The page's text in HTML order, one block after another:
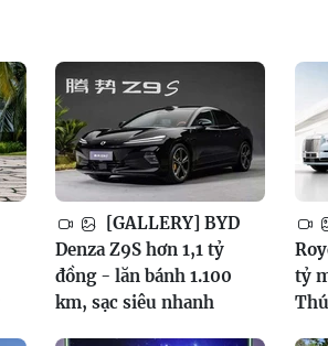
[GALLERY] BYD
Denza Z9S hơn 1,1 tỷ
đồng - lăn bánh 1.100
km, sạc siêu nhanh
tỷ